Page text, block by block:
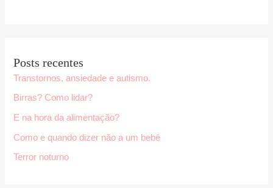
s
r
p
o
r
Posts recentes
Transtornos, ansiedade e autismo.
Birras? Como lidar?
E na hora da alimentação?
Como e quando dizer não a um bebê
Terror noturno